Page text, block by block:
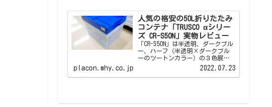
くならない折りたたみコンテナで
す。
人気の格安の50L折りたたみ
コンテナ「TRUSCO αシリー
ズ CR-S50N」実物レビュー
「CR-S50N」は半透明、ダークブル
ー、ハーフ（半透明×ダークブル
ーのツートンカラー）の３色展
開、ネット通販の安いところでは
1500円以下から出品されている人
気の折りたたみコンテナです。 そ
placon.mhy.co.jp 2022.07.23